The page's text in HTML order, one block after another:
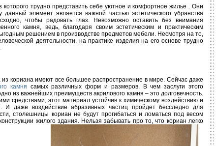
трудно представить себе уютное и комфортное жилье . Они
элемент является важной частью эстетического убранства
чтобы радовать глаз. Невозможно оставить без внимания
камня, ведь, благодаря своим эстетическим и практическим
решением в производстве предметов мебели. Несмотря на то,
деятельности, на практике изделия на его основе трудно
кориана имеют все большее распространение в мире. Сейчас даже
камня самых различных форм и размеров. В чем заслуги этого
из важнейших преимуществ акрилового камня – это долговечность.
средствами, этот материал устойчив к химическому воздействию и
И даже воздействие абразивных частиц пройдет бесследно для
столешницы кориан не будут прогибаться и ломаться под весом
жилого здания. Нельзя забывать про то, что кориан легко